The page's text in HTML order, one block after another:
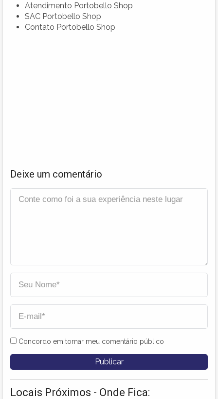
Atendimento Portobello Shop
SAC Portobello Shop
Contato Portobello Shop
Deixe um comentário
Concordo em tornar meu comentário público
Locais Próximos - Onde Fica: